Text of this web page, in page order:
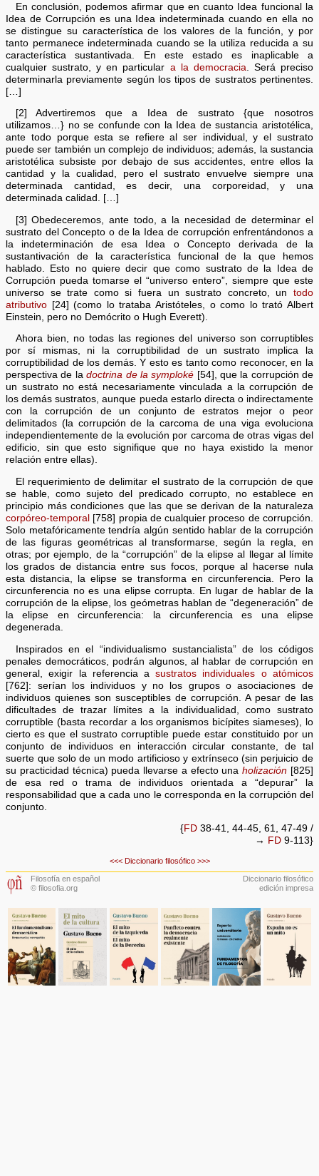
En conclusión, podemos afirmar que en cuanto Idea funcional la
Idea de Corrupción es una Idea indeterminada cuando en ella no
se distingue su característica de los valores de la función, y por
tanto permanece indeterminada cuando se la utiliza reducida a su
característica sustantivada. En este estado es inaplicable a
cualquier sustrato, y en particular a la democracia . Será preciso
determinarla previamente según los tipos de sustratos pertinentes.
[…]
[2] Advertiremos que a Idea de sustrato {que nosotros
utilizamos…} no se confunde con la Idea de sustancia aristotélica,
ante todo porque esta se refiere al ser individual, y el sustrato
puede ser también un complejo de individuos; además, la sustancia
aristotélica subsiste por debajo de sus accidentes, entre ellos la
cantidad y la cualidad, pero el sustrato envuelve siempre una
determinada cantidad, es decir, una corporeidad, y una
determinada calidad. […]
[3] Obedeceremos, ante todo, a la necesidad de determinar el
sustrato del Concepto o de la Idea de corrupción enfrentándonos a
la indeterminación de esa Idea o Concepto derivada de la
sustantivación de la característica funcional de la que hemos
hablado. Esto no quiere decir que como sustrato de la Idea de
Corrupción pueda tomarse el “universo entero”, siempre que este
universo se trate como si fuera un sustrato concreto, un todo
atributivo [24] (como lo trataba Aristóteles, o como lo trató Albert
Einstein, pero no Demócrito o Hugh Everett).
Ahora bien, no todas las regiones del universo son corruptibles
por sí mismas, ni la corruptibilidad de un sustrato implica la
corruptibilidad de los demás. Y esto es tanto como reconocer, en la
perspectiva de ladoctrina de la symploké [54], que la corrupción de
un sustrato no está necesariamente vinculada a la corrupción de
los demás sustratos, aunque pueda estarlo directa o indirectamente
con la corrupción de un conjunto de estratos mejor o peor
delimitados (la corrupción de la carcoma de una viga evoluciona
independientemente de la evolución por carcoma de otras vigas del
edificio, sin que esto signifique que no haya existido la menor
relación entre ellas).
El requerimiento de delimitar el sustrato de la corrupción de que
se hable, como sujeto del predicado corrupto, no establece en
principio más condiciones que las que se derivan de la naturaleza
corpóreo-temporal
[758] propia de cualquier proceso de corrupción.
Solo metafóricamente tendría algún sentido hablar de la corrupción
de las figuras geométricas al transformarse, según la regla, en
otras; por ejemplo, de la “corrupción” de la elipse al llegar al límite
los grados de distancia entre sus focos, porque al hacerse nula
esta distancia, la elipse se transforma en circunferencia. Pero la
circunferencia no es una elipse corrupta. En lugar de hablar de la
corrupción de la elipse, los geómetras hablan de “degeneración” de
la elipse en circunferencia: la circunferencia es una elipse
degenerada.
Inspirados en el “individualismo sustancialista” de los códigos
penales democráticos, podrán algunos, al hablar de corrupción en
general, exigir la referencia asustratos individuales o atómicos
[762]: serían los individuos y no los grupos o asociaciones de
individuos quienes son susceptibles de corrupción. A pesar de las
dificultades de trazar límites a la individualidad, como sustrato
corruptible (basta recordar a los organismos bicípites siameses), lo
cierto es que el sustrato corruptible puede estar constituido por un
conjunto de individuos en interacción circular constante, de tal
suerte que solo de un modo artificioso y extrínseco (sin perjuicio de
su practicidad técnica) pueda llevarse a efecto unaholización [825]
de esa red o trama de individuos orientada a “depurar” la
responsabilidad que a cada uno le corresponda en la corrupción del
conjunto.
{FD38-41, 44-45, 61, 47-49 /
→ FD9-113}
<<< Diccionario filosófico >>>
Filosofía en español
© filosofia.org
Diccionario filosófico
edición impresa